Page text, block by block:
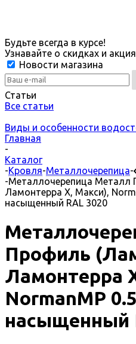
Будьте всегда в курсе!
Узнавайте о скидках и
Новости магазина
Статьи
Все статьи
Виды и особенности
Главная
-
Каталог
-Кровля-Металлочерепица-
-Металлочерепица Металл
Ламонтерра X, Макси),
насыщенный RAL 3020
Профиль
Ламонтерра
NormanMP
насыщенный